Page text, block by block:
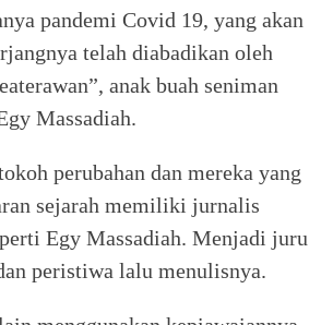
pandemi Covid 19, yang akan
telah diabadikan oleh
anak buah seniman
Massadiah.
perubahan dan mereka yang
sejarah memiliki jurnalis
Egy Massadiah. Menjadi juru
peristiwa lalu menulisnya.